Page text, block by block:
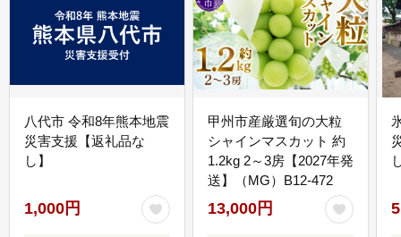
八代市 令和8年熊本地震
災害支援【返礼品な
し】
1,000円
甲州市産厳選旬の大粒
シャインマスカット 約
1.2kg 2～3房【2027年発
送】（MG）B12-472
13,000円